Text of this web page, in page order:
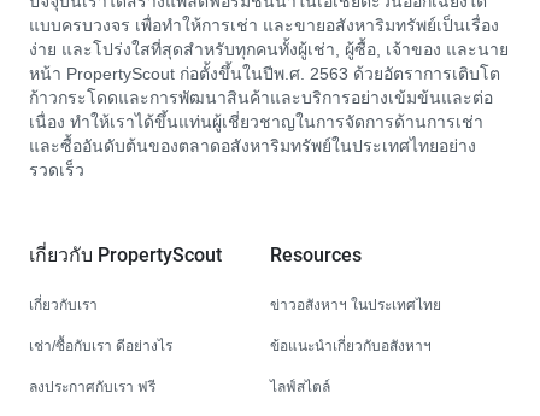
แบบครบวงจร เพื่อทำให้การเช่า และขายอสังหาริมทรัพย์เป็นเรื่อง
ง่าย และโปร่งใสที่สุดสำหรับทุกคนทั้งผู้เช่า, ผู้ซื้อ, เจ้าของ และนาย
หน้า PropertyScout ก่อตั้งขึ้นในปีพ.ศ. 2563 ด้วยอัตราการเติบโต
ก้าวกระโดดและการพัฒนาสินค้าและบริการอย่างเข้มข้นและต่อ
เนื่อง ทำให้เราได้ขึ้นแท่นผู้เชี่ยวชาญในการจัดการด้านการเช่า
และซื้ออันดับต้นของตลาดอสังหาริมทรัพย์ในประเทศไทยอย่าง
รวดเร็ว
เกี่ยวกับ PropertyScout
เกี่ยวกับเรา
เช่า/ซื้อกับเรา ดีอย่างไร
ลงประกาศกับเรา ฟรี
Resources
ข่าวอสังหาฯ ในประเทศไทย
ข้อแนะนำเกี่ยวกับอสังหาฯ
ไลฟ์สไตล์